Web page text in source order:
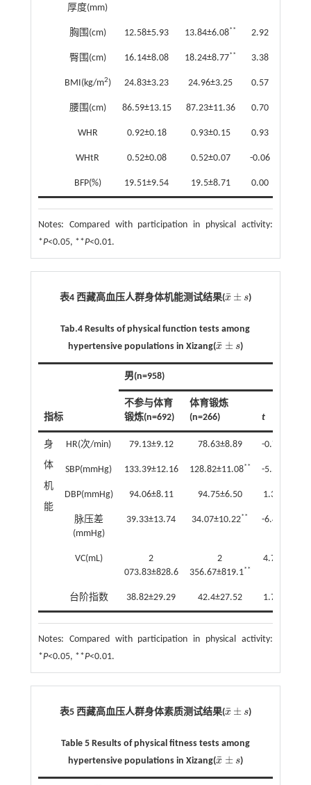
厚度(mm)
胸围(cm) 12.58±5.93 13.84±6.08** 2.92
臀围(cm) 16.14±8.08 18.24±8.77** 3.38
BMI(kg/m2) 24.83±3.23 24.96±3.25 0.57
腰围(cm) 86.59±13.15 87.23±11.36 0.70
WHR 0.92±0.18 0.93±0.15 0.93
WHtR 0.52±0.08 0.52±0.07 -0.06
BFP(%) 19.51±9.54 19.5±8.71 0.00
Notes: Compared with participation in physical activity:
*P<0.05, **P<0.01.
表4 西藏高血压人群身体机能测试结果(x
¯ ± s
x¯ ±s )
Tab.4 Results of physical function tests among
hypertensive populations in Xizang(x
¯ ± s
x¯ ±s )
指标
男(n=958)
不参与体育
锻炼(n=692)
体育锻炼
(n=266)
t
身
体
机
能
HR(次/min) 79.13±9.12 78.63±8.89 -0.76
SBP(mmHg) 133.39±12.16 128.82±11.08** -5.56
DBP(mmHg) 94.06±8.11 94.75±6.50 1.37
脉压差
(mmHg)
39.33±13.74 34.07±10.22** -6.45
VC(mL)
2
073.83±828.6
2
356.67±819.1**
4.75
台阶指数 38.82±29.29 42.4±27.52 1.77
Notes: Compared with participation in physical activity:
*P<0.05, **P<0.01.
表5 西藏高血压人群身体素质测试结果(x
¯ ± s
x¯ ±s )
Table 5 Results of physical fitness tests among
hypertensive populations in Xizang(x
¯ ± s
x¯ ±s )